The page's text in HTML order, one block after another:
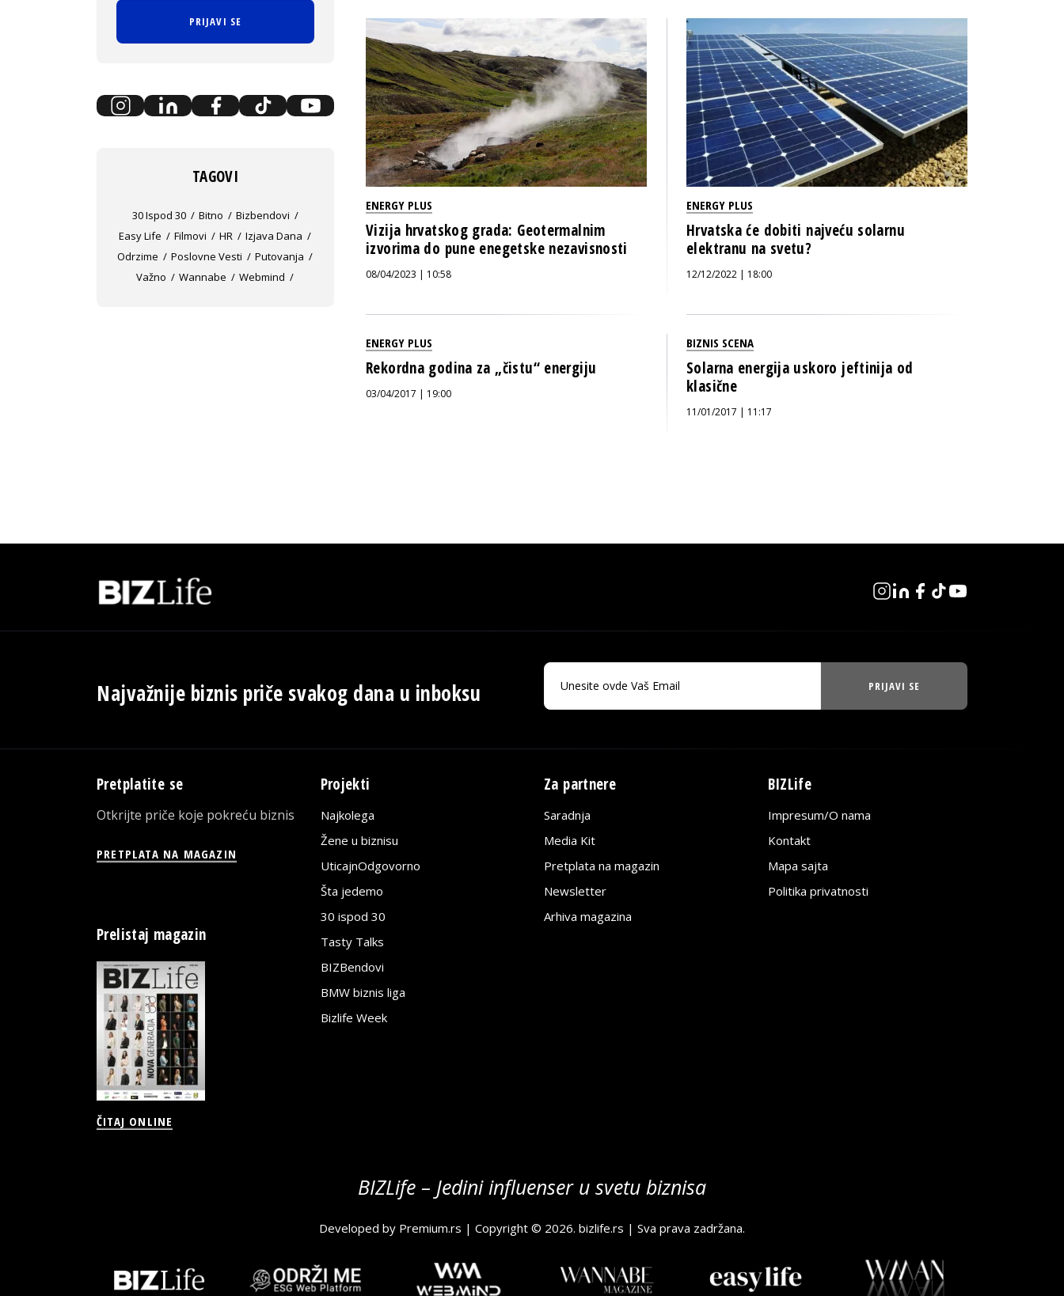
ENERGY PLUS
Vizija hrvatskog grada: Geotermalnim
izvorima do pune enegetske nezavisnosti
08/04/2023 | 10:58
ENERGY PLUS
Hrvatska će dobiti najveću solarnu
elektranu na svetu?
12/12/2022 | 18:00
ENERGY PLUS
Rekordna godina za „čistu“ energiju
03/04/2017 | 19:00
BIZNIS SCENA
Solarna energija uskoro jeftinija od
klasične
11/01/2017 | 11:17
PRIJAVI SE
TAGOVI
30 Ispod 30 Bitno
Bizbendovi
Easy Life
Filmovi HR
Izjava Dana
Odrzime
Poslovne Vesti
Putovanja
Važno
Wannabe Webmind
Najvažnije biznis priče svakog dana u inboksu PRIJAVI SE
Pretplatite se
Otkrijte priče koje pokreću biznis
PRETPLATA NA MAGAZIN
Prelistaj magazin
ČITAJ ONLINE
Projekti
Najkolega
Žene u biznisu
UticajnOdgovorno
Šta jedemo
30 ispod 30
Tasty Talks
BIZBendovi
BMW biznis liga
Bizlife Week
Za partnere
Saradnja
Media Kit
Pretplata na magazin
Newsletter
Arhiva magazina
BIZLife
Impresum/O nama
Kontakt
Mapa sajta
Politika privatnosti
BIZLife – Jedini influenser u svetu biznisa
Developed by Premium.rs | Copyright © 2026. bizlife.rs | Sva prava zadržana.